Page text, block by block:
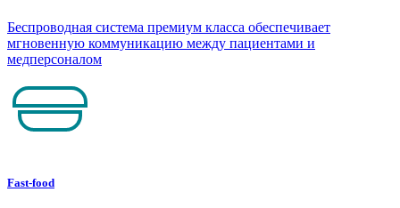
Беспроводная система премиум класса обеспечивает
мгновенную коммуникацию между пациентами и
медперсоналом
Fast-food